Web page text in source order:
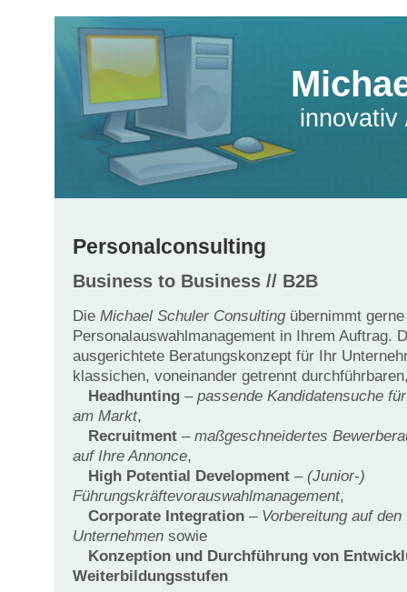
innovativ
Personalconsulting
Business to Business // B2B
Die Michael Schuler Consultingübernimmt
Personalauswahlmanagement in Ihrem Auftrag.
ausgerichtete Beratungskonzept für Ihr
klassichen, voneinander getrennt
Headhunting – passende Kandidatensuche
am Markt,
Recruitment – maßgeschneidertes
auf Ihre Annonce,
High Potential Development – (Junior-)
Führungskräftevorauswahlmanagement,
Corporate Integration – Vorbereitung auf
Unternehmen sowie
Konzeption und Durchführung von
Weiterbildungsstufen